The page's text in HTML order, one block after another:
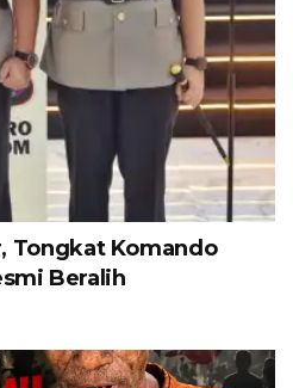
Tongkat Komando
Beralih